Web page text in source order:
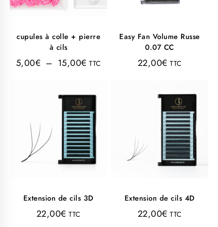
cupules à colle + pierre
à cils
5,00€ – 15,00€ TTC
Easy Fan Volume Russe
0.07 CC
22,00€ TTC
Extension de cils 3D
22,00€ TTC
Extension de cils 4D
22,00€ TTC